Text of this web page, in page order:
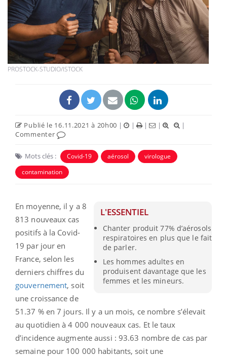
PROSTOCK-STUDIO/ISTOCK
Publié le 16.11.2021 à 20h00 | | | |
|
Commenter
Mots clés : Covid-19 aérosol
virologue
contamination
L'ESSENTIEL
Chanter produit 77% d’aérosols
respiratoires en plus que le fait
de parler.
Les hommes adultes en
produisent davantage que les
femmes et les mineurs.
En moyenne, il y a 8
813 nouveaux cas
positifs à la Covid-
19 par jour en
France, selon les
derniers chiffres du
gouvernement, soit
une croissance de
51.37 % en 7 jours. Il y a un mois, ce nombre s’élevait
au quotidien à 4 000 nouveaux cas. Et le taux
d’incidence augmente aussi : 93.63 nombre de cas par
semaine pour 100 000 habitants, soit une